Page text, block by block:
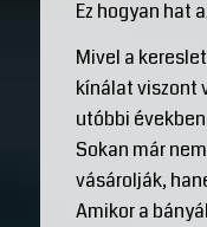
Ez hogyan hat
Mivel a
kínálat viszont
utóbbi
Sokan már
vásárolják,
Amikor a